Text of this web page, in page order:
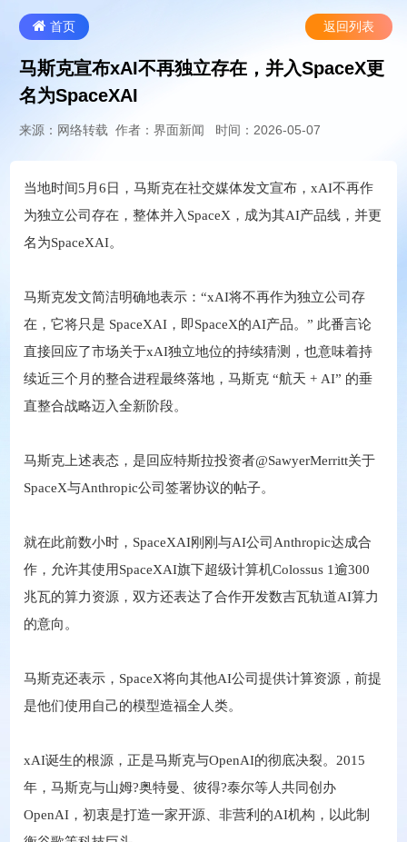
首页 返回列表
马斯克宣布xAI不再独立存在，并入SpaceX更
名为SpaceXAI
来源：网络转载 作者：界面新闻 时间：2026-05-07
当地时间5月6日，马斯克在社交媒体发文宣布，xAI不再作
为独立公司存在，整体并入SpaceX，成为其AI产品线，并更
名为SpaceXAI。
马斯克发文简洁明确地表示：“xAI将不再作为独立公司存
在，它将只是 SpaceXAI，即SpaceX的AI产品。” 此番言论
直接回应了市场关于xAI独立地位的持续猜测，也意味着持
续近三个月的整合进程最终落地，马斯克 “航天 + AI” 的垂
直整合战略迈入全新阶段。
马斯克上述表态，是回应特斯拉投资者@SawyerMerritt关于
SpaceX与Anthropic公司签署协议的帖子。
就在此前数小时，SpaceXAI刚刚与AI公司Anthropic达成合
作，允许其使用SpaceXAI旗下超级计算机Colossus 1逾300
兆瓦的算力资源，双方还表达了合作开发数吉瓦轨道AI算力
的意向。
马斯克还表示，SpaceX将向其他AI公司提供计算资源，前提
是他们使用自己的模型造福全人类。
xAI诞生的根源，正是马斯克与OpenAI的彻底决裂。2015
年，马斯克与山姆?奥特曼、彼得?泰尔等人共同创办
OpenAI，初衷是打造一家开源、非营利的AI机构，以此制